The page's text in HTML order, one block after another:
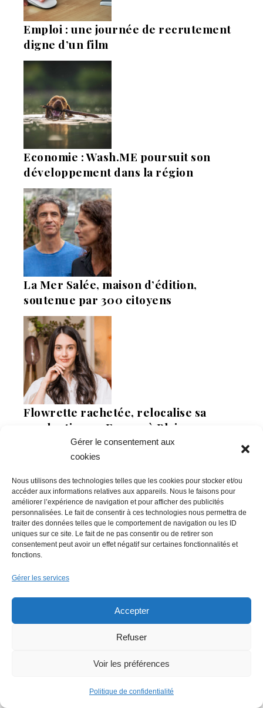
Gérer le consentement aux
cookies
Nous utilisons des technologies telles que les cookies pour stocker et/ou
accéder aux informations relatives aux appareils. Nous le faisons pour
améliorer l’expérience de navigation et pour afficher des publicités
personnalisées. Le fait de consentir à ces technologies nous permettra de
traiter des données telles que le comportement de navigation ou les ID
uniques sur ce site. Le fait de ne pas consentir ou de retirer son
consentement peut avoir un effet négatif sur certaines fonctionnalités et
fonctions.
Gérer les services
Accepter
Refuser
Voir les préférences
Politique de confidentialité
Emploi : une journée de recrutement
digne d’un film
Economie : Wash.ME poursuit son
développement dans la région
La Mer Salée, maison d’édition,
soutenue par 300 citoyens
Flowrette rachetée, relocalise sa
production en France à Blain
Lire + d'infos éco